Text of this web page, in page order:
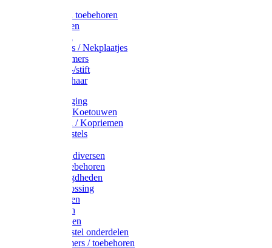
Oormerken toebehoren
Enkelbanden
Halsplaatjes / Nekplaatjes
Kokernummers
Merkspray-/stift
Veemerkschaar
Uierverzorging
Halsters & Koetouwen
Halsriemen / Kopriemen
Koerugborstels
Koe / Stier diversen
Melkers toebehoren
Stalbenodigdheden
Kalververlossing
Stierenringen
Onthoornen
Kalverflessen
Koerugborstel onderdelen
Kalveremmers / toebehoren